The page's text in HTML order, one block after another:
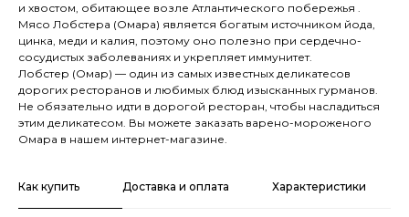
и хвостом, обитающее возле Атлантического побережья .
Мясо Лобстера (Омара) является богатым источником йода,
цинка, меди и калия, поэтому оно полезно при сердечно-
сосудистых заболеваниях и укрепляет иммунитет.
Лобстер (Омар) — один из самых известных деликатесов
дорогих ресторанов и любимых блюд изысканных гурманов.
Не обязательно идти в дорогой ресторан, чтобы насладиться
этим деликатесом. Вы можете заказать варено-мороженого
Омара в нашем интернет-магазине.
Как купить Доставка и оплата Характеристики